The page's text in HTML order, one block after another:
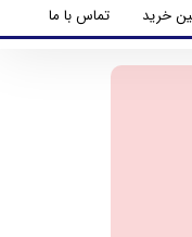
خرید تماس با ما